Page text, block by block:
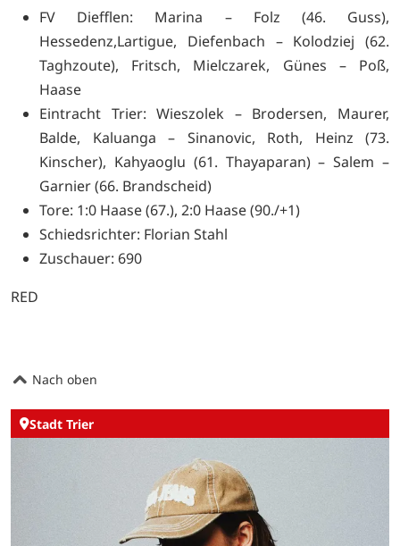
FV Diefflen: Marina – Folz (46. Guss),
Hessedenz,Lartigue, Diefenbach – Kolodziej (62.
Taghzoute), Fritsch, Mielczarek, Günes – Poß,
Haase
Eintracht Trier: Wieszolek – Brodersen, Maurer,
Balde, Kaluanga – Sinanovic, Roth, Heinz (73.
Kinscher), Kahyaoglu (61. Thayaparan) – Salem –
Garnier (66. Brandscheid)
Tore: 1:0 Haase (67.), 2:0 Haase (90./+1)
Schiedsrichter: Florian Stahl
Zuschauer: 690
RED
Nach oben
Stadt Trier